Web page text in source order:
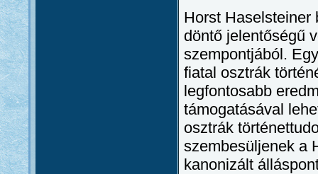
Horst Haselsteiner
döntő jelentőségű
szempontjából.
fiatal osztrák
legfontosabb
támogatásával
osztrák
szembesüljenek a
kanonizált